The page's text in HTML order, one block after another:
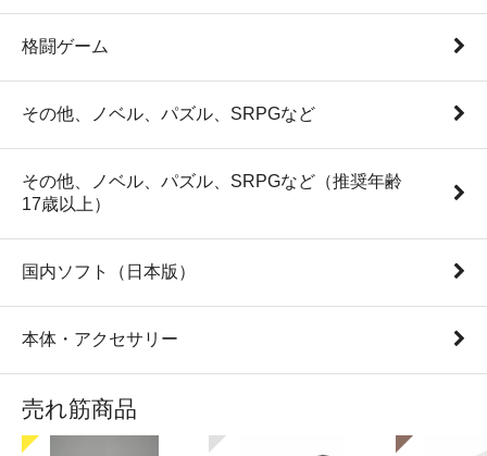
格闘ゲーム
その他、ノベル、パズル、SRPGなど
その他、ノベル、パズル、SRPGなど（推奨年齢
17歳以上）
国内ソフト（日本版）
本体・アクセサリー
売れ筋商品